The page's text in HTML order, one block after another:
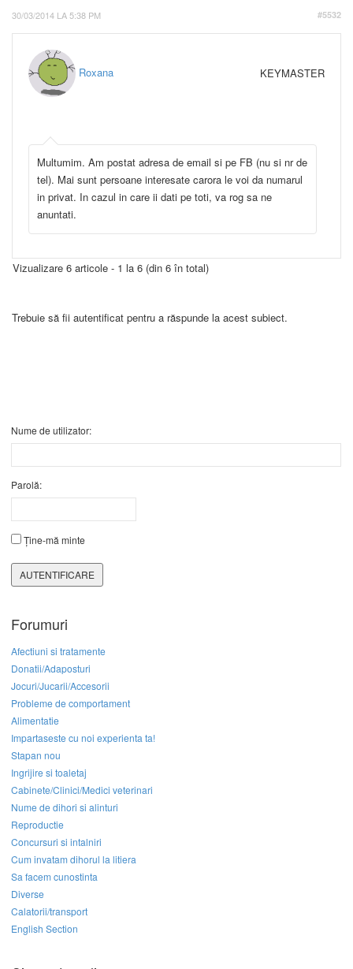
30/03/2014 LA 5:38 PM #5532
Roxana KEYMASTER
Multumim. Am postat adresa de email si pe FB (nu si nr de
tel). Mai sunt persoane interesate carora le voi da numarul
in privat. In cazul in care ii dati pe toti, va rog sa ne
anuntati.
Vizualizare 6 articole - 1 la 6 (din 6 în total)
Trebuie să fii autentificat pentru a răspunde la acest subiect.
Nume de utilizator:
Parolă:
Ține-mă minte
AUTENTIFICARE
Forumuri
Afectiuni si tratamente
Donatii/Adaposturi
Jocuri/Jucarii/Accesorii
Probleme de comportament
Alimentatie
Impartaseste cu noi experienta ta!
Stapan nou
Ingrijire si toaletaj
Cabinete/Clinici/Medici veterinari
Nume de dihori si alinturi
Reproductie
Concursuri si intalniri
Cum invatam dihorul la litiera
Sa facem cunostinta
Diverse
Calatorii/transport
English Section